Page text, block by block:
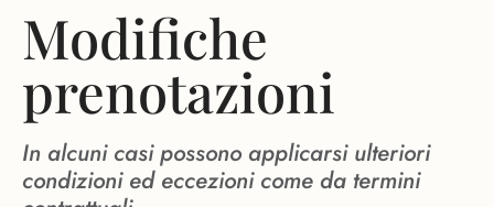
Modifiche
prenotazioni
In alcuni casi possono applicarsi ulteriori
condizioni ed eccezioni come da termini